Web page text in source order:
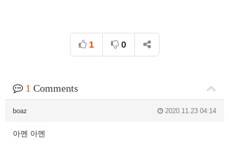
1 0
1 Comments
boaz 2020.11.23 04:14
아멘 아멘